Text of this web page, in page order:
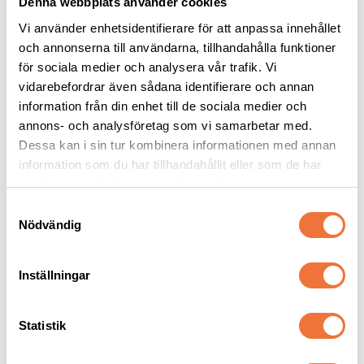
Vi använder enhetsidentifierare för att anpassa innehållet
och annonserna till användarna, tillhandahålla funktioner
för sociala medier och analysera vår trafik. Vi
vidarebefordrar även sådana identifierare och annan
information från din enhet till de sociala medier och
annons- och analysföretag som vi samarbetar med.
Dessa kan i sin tur kombinera informationen med annan
information som du har tillhandahållit eller som de har
samlat in när du har använt deras tjänster.
Nödvändig
Inställningar
Statistik
4Dogs
utställningskoppel
med två stopp - silver
Svensktillverkat, längd 110 cm
179kr
Show Tech Silk
utställningskoppel
med halsögla - vit
0,3x100 cm
99kr